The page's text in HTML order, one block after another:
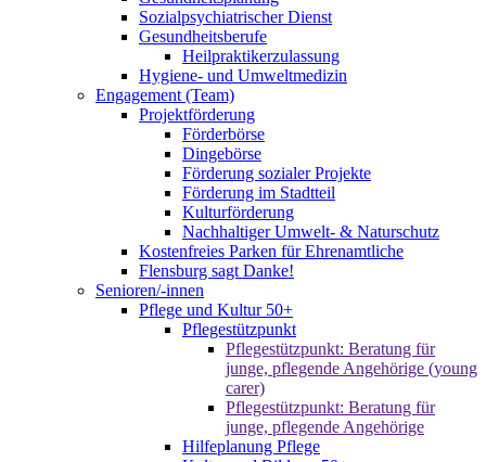
Sozialpsychiatrischer Dienst
Gesundheitsberufe
Heilpraktikerzulassung
Hygiene- und Umweltmedizin
Engagement (Team)
Projektförderung
Förderbörse
Dingebörse
Förderung sozialer Projekte
Förderung im Stadtteil
Kulturförderung
Nachhaltiger Umwelt- & Naturschutz
Kostenfreies Parken für Ehrenamtliche
Flensburg sagt Danke!
Senioren/-innen
Pflege und Kultur 50+
Pflegestützpunkt
Pflegestützpunkt: Beratung für
junge, pflegende Angehörige (young
carer)
Pflegestützpunkt: Beratung für
junge, pflegende Angehörige
Hilfeplanung Pflege